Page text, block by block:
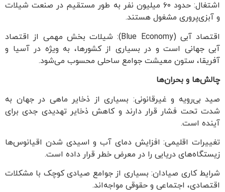
اشتغال: حدود ۶۰ میلیون نفر به طور مستقیم در صنعت شیلات
و آبزی‌پروری مشغول هستند.
اقتصاد آبی (Blue Economy): شیلات بخش مهمی از اقتصاد
آبی جهانی است و در بسیاری از کشورها، به ویژه در آسیا و
آفریقا، ستون معیشت جوامع ساحلی محسوب می‌شود.
چالش‌ها و بحران‌ها
صید بی‌رویه و غیرقانونی: بسیاری از ذخایر ماهی در جهان به
شدت تحت فشار قرار دارند و کاهش ذخایر تهدیدی جدی برای
آینده است.
تغییرات اقلیمی: افزایش دمای آب و اسیدی شدن اقیانوس‌ها
زیستگاه‌های دریایی را در معرض خطر قرار داده است.
شرایط کاری صیادان: بسیاری از جوامع صیادی کوچک با مشکلات
اقتصادی، اجتماعی و حقوقی مواجه‌اند.